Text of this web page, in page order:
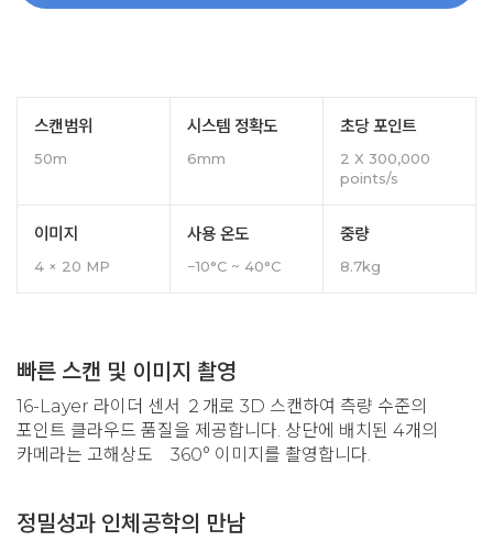
스캔범위
50m
시스템 정확도
6mm
초당 포인트
2 X 300,000
points/s
이미지
4 × 20 MP
사용 온도
−10°C ~ 40°C
중량
8.7kg
빠른 스캔 및 이미지 촬영
16-Layer 라이더 센서 ２개로 3D 스캔하여 측량 수준의
포인트 클라우드 품질을 제공합니다. 상단에 배치된 4개의
카메라는 고해상도 360° 이미지를 촬영합니다.
정밀성과 인체공학의 만남